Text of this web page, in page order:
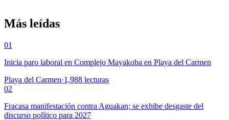
Más leídas
01
Inicia paro laboral en Complejo Mayakoba en Playa del Carmen
Playa del Carmen·1,988 lecturas
02
Fracasa manifestación contra Aguakan; se exhibe desgaste del
discurso político para 2027